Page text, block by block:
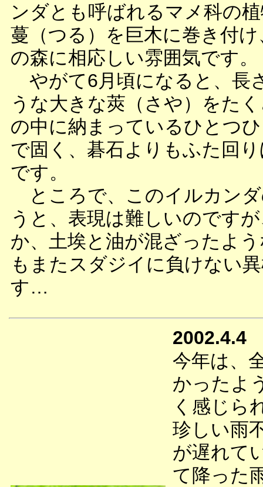
ンダとも呼ばれるマメ科の
蔓（つる）を巨木に巻き付
の森に相応しい雰囲気です。
やがて6月頃になると、長
うな大きな莢（さや）をた
の中に納まっているひとつ
で固く、碁石よりもふた回
です。
ところで、このイルカン
うと、表現は難しいのです
か、土埃と油が混ざったよ
もまたスダジイに負けない
す…
2002.4.4
今年は、
かったよ
く感じら
珍しい雨
が遅れて
て降った